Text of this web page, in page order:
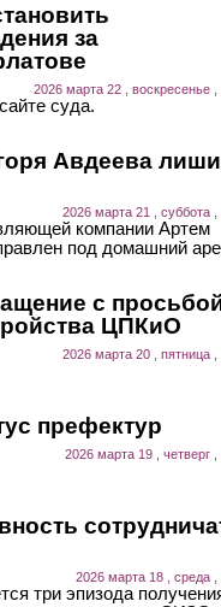
за
2026 марта 22 , воскресенье ,
суда.
Авдеева
2026 марта 21 , суббота ,
компании Артем
под домашний
с
ЦПКиО
2026 марта 20 , пятница ,
префектур
2026 марта 19 , четверг ,
2026 марта 18 , среда ,
три эпизода